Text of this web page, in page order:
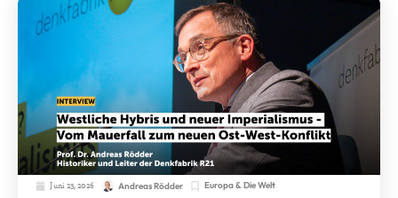
Juni 23, 2026 Andreas Rödder Europa & Die Welt